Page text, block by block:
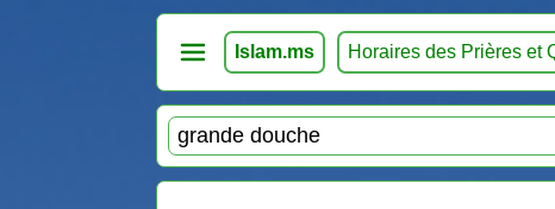
Islam.ms Horaires des Prières et